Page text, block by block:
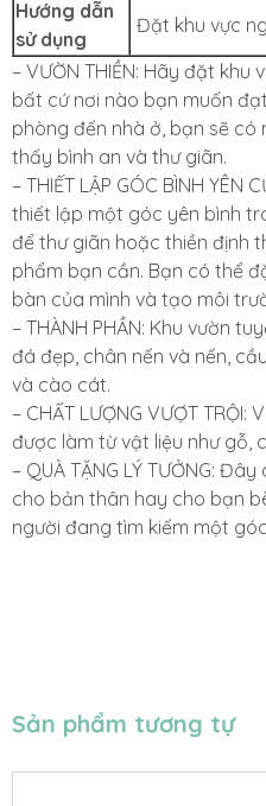
Hướng dẫn
sử dụng
Đặt khu vực
– VƯỜN THIỀN: Hãy đặt
bất cứ nơi nào bạn muốn
phòng đến nhà ở, bạn sẽ
thấy bình an và thư giãn.
– THIẾT LẬP GÓC BÌNH YÊN
thiết lập một góc yên bình
để thư giãn hoặc thiền định
phẩm bạn cần. Bạn có thể
bàn của mình và tạo môi
– THÀNH PHẦN: Khu vườn
đá đẹp, chân nến và nến,
và cào cát.
– CHẤT LƯỢNG VƯỢT
được làm từ vật liệu như gỗ,
– QUÀ TẶNG LÝ TƯỞNG:
cho bản thân hay cho bạn
người đang tìm kiếm một
Sản phẩm tương tự